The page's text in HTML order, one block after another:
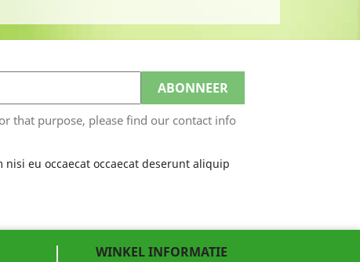
that purpose, please find our contact info
eu occaecat occaecat deserunt aliquip
WINKEL INFORMATIE